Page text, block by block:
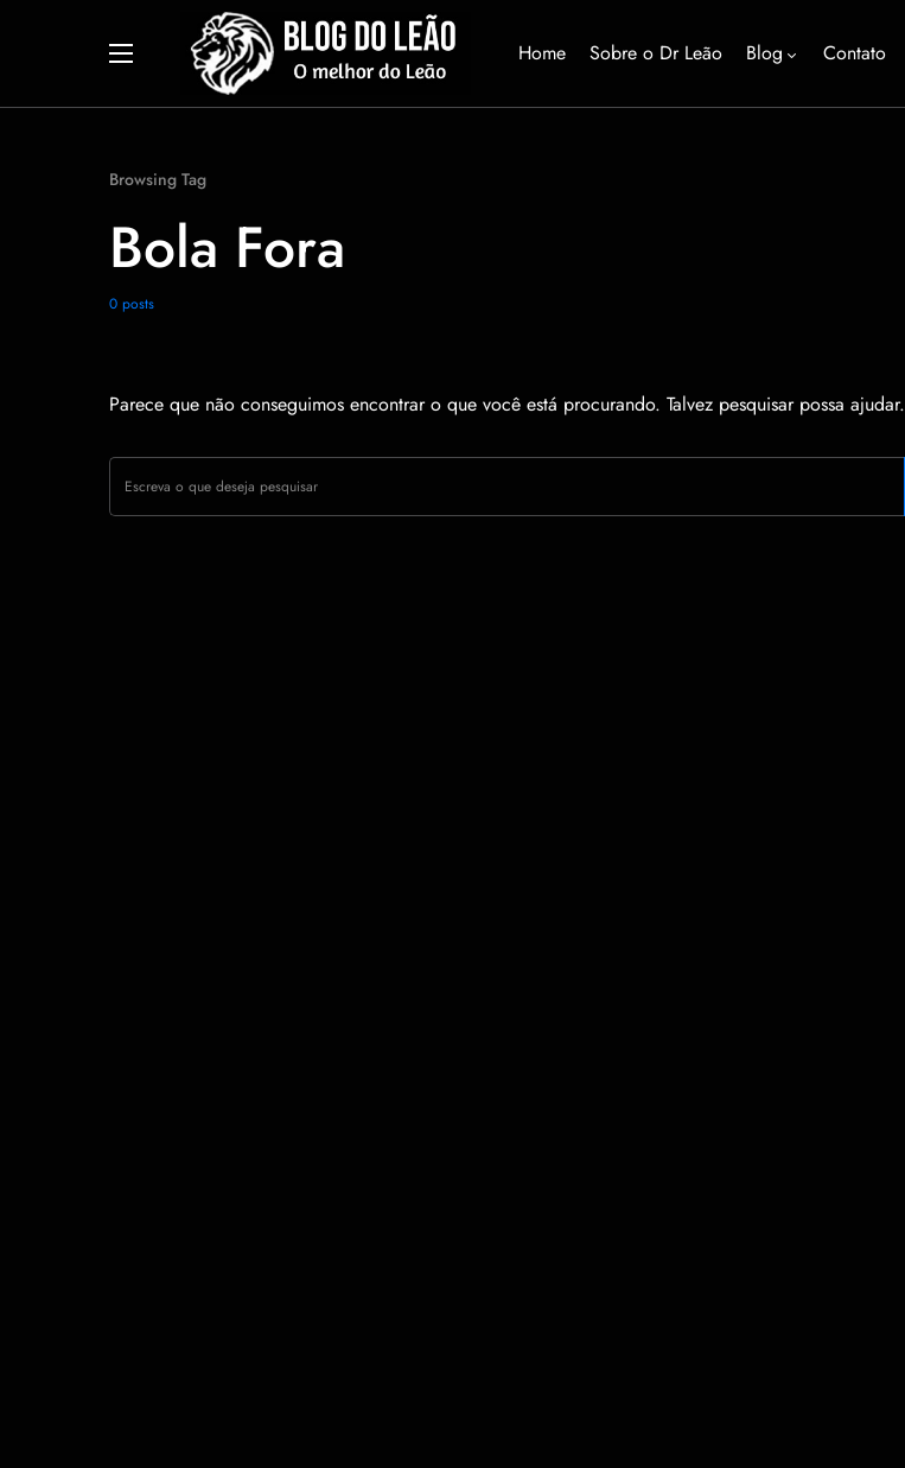
Home Sobre o Dr Leão Blog Contato
Browsing Tag
Bola Fora
0 posts
Parece que não conseguimos encontrar o que você está procurando. Talvez pesquisar possa ajudar.